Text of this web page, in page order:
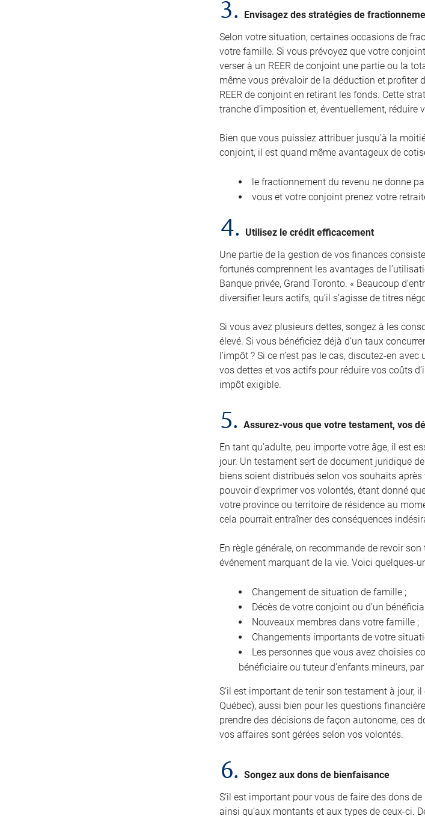
3.
Envisagez des stratégies de
Selon votre situation, certaines occasions de
votre famille. Si vous prévoyez que votre
verser à un REER de conjoint une partie ou la
même vous prévaloir de la déduction et profiter
REER de conjoint en retirant les fonds. Cette
tranche d’imposition et, éventuellement, réduire
Bien que vous puissiez attribuer jusqu’à la
conjoint, il est quand même avantageux de
le fractionnement du revenu ne donne
vous et votre conjoint prenez votre
4.
Utilisez le crédit efficacement
Une partie de la gestion de vos finances
fortunés comprennent les avantages de
Banque privée, Grand Toronto. « Beaucoup
diversifier leurs actifs, qu’il s’agisse de titres
Si vous avez plusieurs dettes, songez à les
élevé. Si vous bénéficiez déjà d’un taux
l’impôt ? Si ce n’est pas le cas, discutez-en
vos dettes et vos actifs pour réduire vos coûts
impôt exigible.
5.Assurez-vous que votre testament, vos
En tant qu’adulte, peu importe votre âge, il est
jour. Un testament sert de document juridique
biens soient distribués selon vos souhaits
pouvoir d’exprimer vos volontés, étant donné
votre province ou territoire de résidence au
cela pourrait entraîner des conséquences
En règle générale, on recommande de revoir
événement marquant de la vie. Voici quelques-
Changement de situation de famille ;
Décès de votre conjoint ou d’un
Nouveaux membres dans votre famille ;
Changements importants de votre
Les personnes que vous avez choisies
bénéficiaire ou tuteur d’enfants mineurs,
S’il est important de tenir son testament à jour,
Québec), aussi bien pour les questions
prendre des décisions de façon autonome, ces
vos affaires sont gérées selon vos volontés.
6.Songez aux dons de bienfaisance
S’il est important pour vous de faire des dons
ainsi qu’aux montants et aux types de ceux-ci.